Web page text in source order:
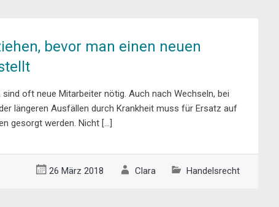
bevor man einen neuen
oft neue Mitarbeiter nötig. Auch nach Wechseln, bei
längeren Ausfällen durch Krankheit muss für Ersatz auf
gesorgt werden. Nicht […]
26 März 2018 Clara Handelsrecht